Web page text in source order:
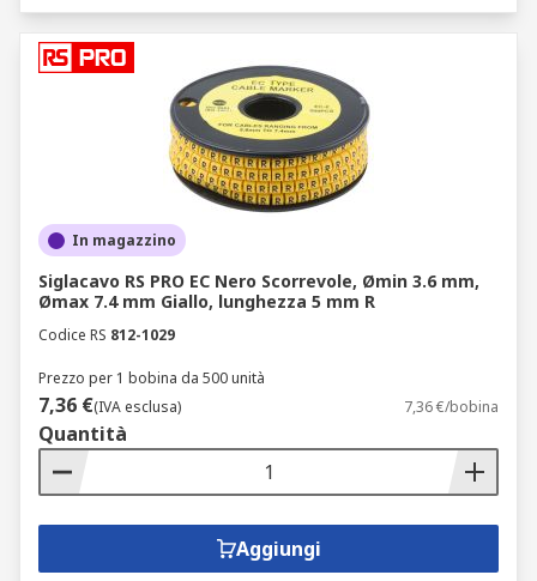
In magazzino
Siglacavo RS PRO EC Nero Scorrevole, Ømin 3.6 mm,
Ømax 7.4 mm Giallo, lunghezza 5 mm R
Codice RS 812-1029
Prezzo per 1 bobina da 500 unità
7,36 €(IVA esclusa) 7,36 €/bobina
Quantità
Aggiungi